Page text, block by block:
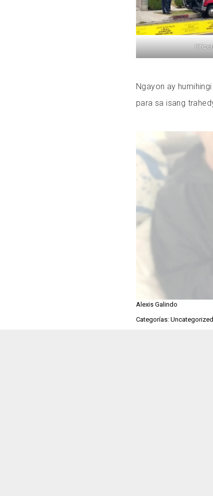
Ngayon ay
para sa isang
Alexis Galindo
Categorías: Uncategorized